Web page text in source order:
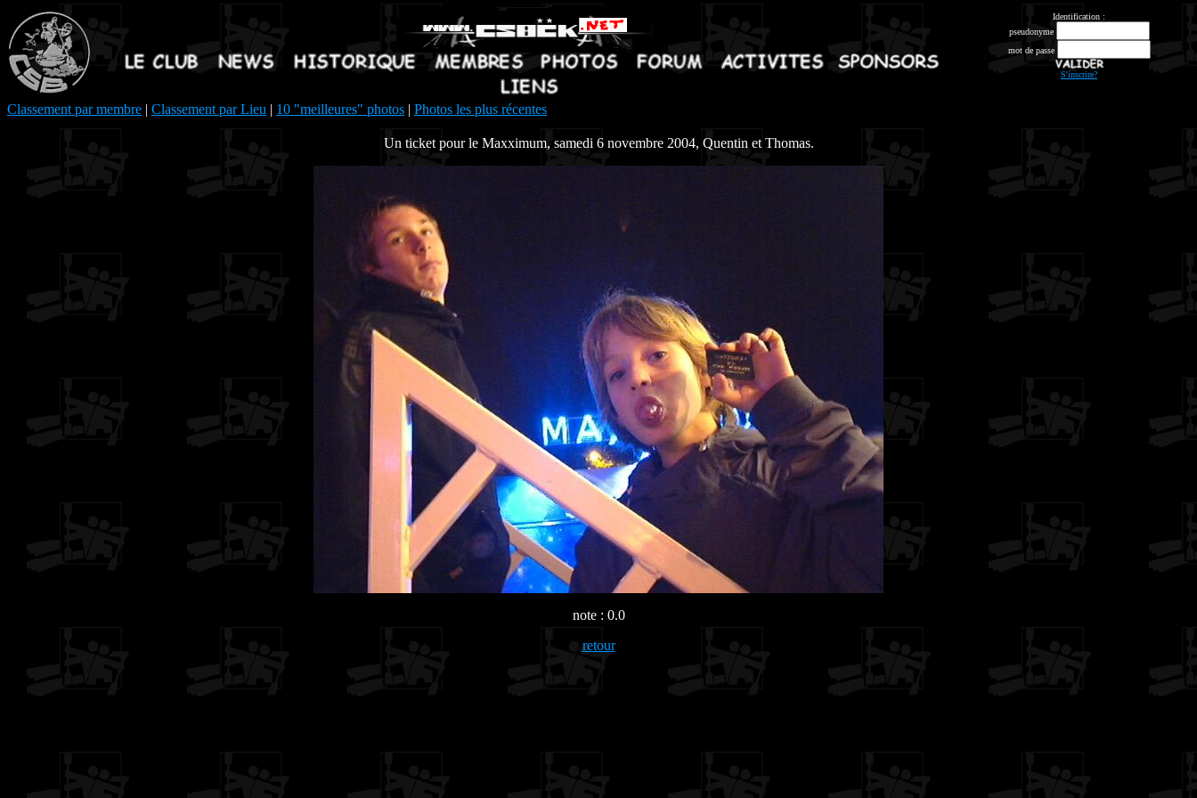
Identification :
pseudonyme
mot de passe
S'inscrire?
Classement par membre | Classement par Lieu | 10 "meilleures" photos | Photos les plus récentes
Un ticket pour le Maxximum, samedi 6 novembre 2004, Quentin et Thomas.
note : 0.0
retour